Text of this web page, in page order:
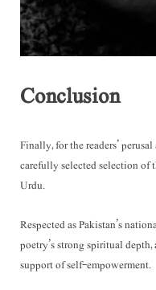
Conclusion
Finally, for the readers’
carefully selected selection
Urdu.
Respected as Pakistan’s
poetry’s strong spiritual
support of self-empowerment.